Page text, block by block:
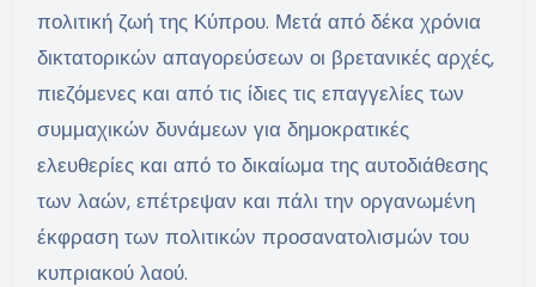
πολιτική ζωή της Κύπρου. Μετά από δέκα χρόνια
δικτατορικών απαγορεύσεων οι βρετανικές αρχές,
πιεζόμενες και από τις ίδιες τις επαγγελίες των
συμμαχικών δυνάμεων για δημοκρατικές
ελευθερίες και από το δικαίωμα της αυτοδιάθεσης
των λαών, επέτρεψαν και πάλι την οργανωμένη
έκφραση των πολιτικών προσανατολισμών του
κυπριακού λαού.